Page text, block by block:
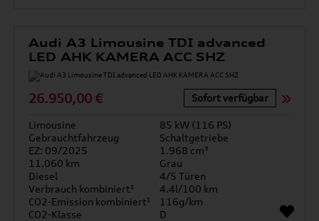
Audi A3 Limousine TDI advanced
LED AHK KAMERA ACC SHZ
26.950,00 € Sofort verfügbar
Limousine
85 kW (116 PS)
Gebrauchtfahrzeug
Schaltgetriebe
EZ: 09/2025
1.968 cm³
11.060 km
Grau
Diesel
4/5 Türen
Verbrauch kombiniert¹
4.4l/100 km
CO2-Emission kombiniert¹
116g/km
CO2-Klasse
D